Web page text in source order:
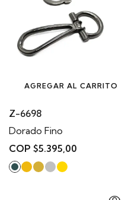
AGREGAR AL CARRITO
Z-6698
Dorado Fino
COP $5.395,00